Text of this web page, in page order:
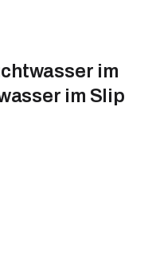
im
im Slip